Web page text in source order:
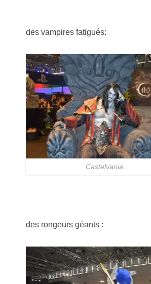
des vampires fatigués:
Castelvania
des rongeurs géants :